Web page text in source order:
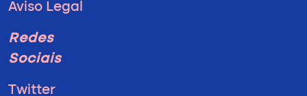
Aviso Legal
Redes
Sociais
Twitter